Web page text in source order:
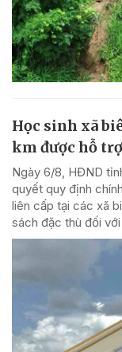
Học sinh xã
km được hỗ
Ngày 6/8, HĐND
quyết quy định
liên cấp tại các xã
sách đặc thù đối